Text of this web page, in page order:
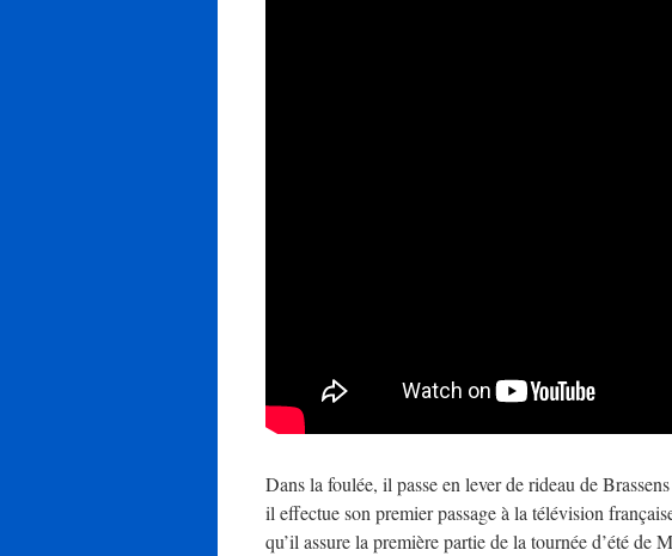
Dans la foulée, il passe en lever de rideau de
il effectue son premier passage à la télévision
qu’il assure la première partie de la tournée d’été de